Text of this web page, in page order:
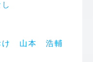
け 山本 浩輔